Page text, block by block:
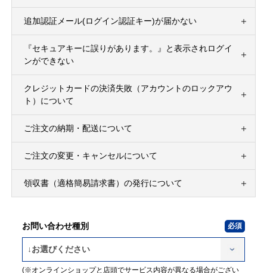
追加認証メール(ログイン認証キー)が届かない
『セキュアキーに誤りがあります。』と表示されログイ
ンができない
クレジットカードの決済失敗（アカウントのロックアウ
ト）について
ご注文の納期・配送について
ご注文の変更・キャンセルについて
領収書（適格簡易請求書）の発行について
お問い合わせ種別
(※オンラインショップと店頭でサービス内容が異なる場合がござい